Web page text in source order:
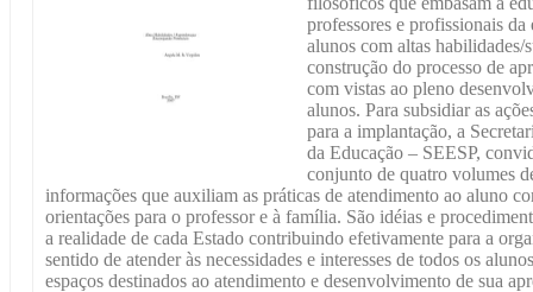
professores e profissionais
alunos com altas
construção do processo de
com vistas ao pleno
alunos. Para subsidiar as
para a implantação, a
da Educação – SEESP,
conjunto de quatro volumes
informações que auxiliam as práticas de atendimento ao aluno
orientações para o professor e à família. São idéias e
a realidade de cada Estado contribuindo efetivamente para a
sentido de atender às necessidades e interesses de todos os
espaços destinados ao atendimento e desenvolvimento de sua